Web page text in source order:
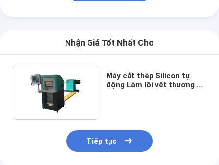
Nhận Giá Tốt Nhất Cho
Máy cắt thép Silicon tự
động Làm lõi vết thương 3D
Tiếp tục